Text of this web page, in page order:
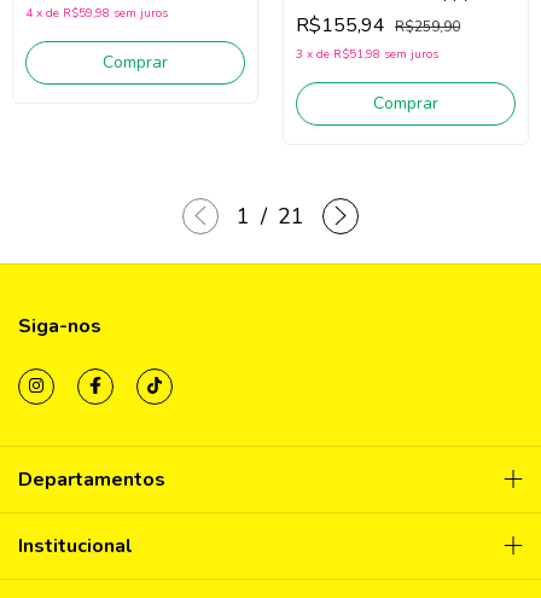
4 x de R$59,98 sem juros
Comprar
Flower 40032
(Rosa/Laranja)
R$155,94 R$259,90
3 x de R$51,98 sem juros
Comprar
1 / 21
Siga-nos
Departamentos
Institucional